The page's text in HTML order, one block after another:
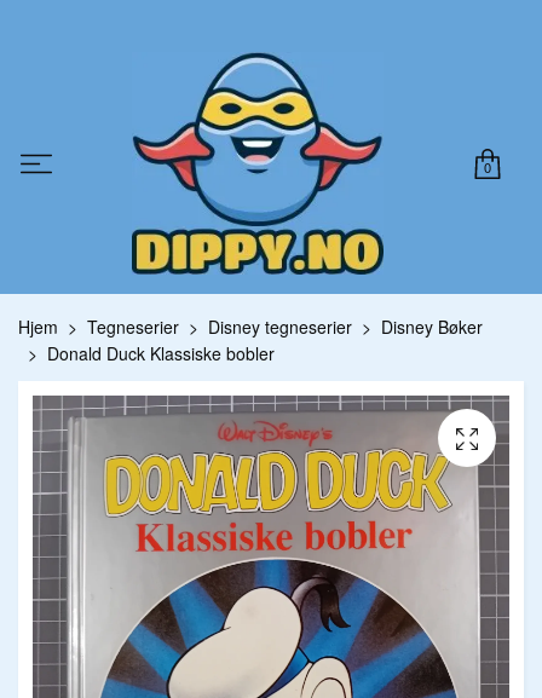
0
Hjem Tegneserier Disney tegneserier
Disney Bøker
Donald Duck Klassiske bobler